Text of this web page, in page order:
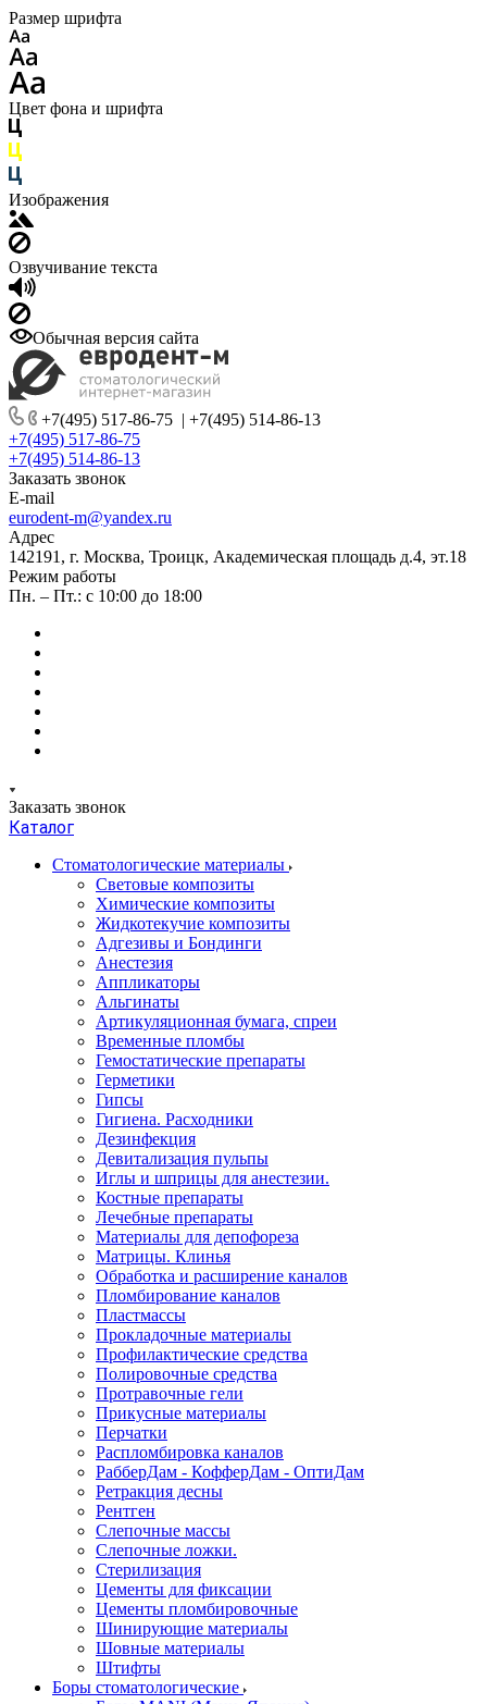
Размер шрифта
Цвет фона и шрифта
Изображения
Озвучивание текста
Обычная версия сайта
+7(495) 517-86-75 | +7(495) 514-86-13
+7(495) 517-86-75
+7(495) 514-86-13
Заказать звонок
E-mail
eurodent-m@yandex.ru
Адрес
142191, г. Москва, Троицк, Академическая площадь д.4, эт.18
Режим работы
Пн. – Пт.: с 10:00 до 18:00
Заказать звонок
Каталог
Стоматологические материалы
Световые композиты
Химические композиты
Жидкотекучие композиты
Адгезивы и Бондинги
Анестезия
Аппликаторы
Альгинаты
Артикуляционная бумага, спреи
Временные пломбы
Гемостатические препараты
Герметики
Гипсы
Гигиена. Расходники
Дезинфекция
Девитализация пульпы
Иглы и шприцы для анестезии.
Костные препараты
Лечебные препараты
Материалы для депофореза
Матрицы. Клинья
Обработка и расширение каналов
Пломбирование каналов
Пластмассы
Прокладочные материалы
Профилактические средства
Полировочные средства
Протравочные гели
Прикусные материалы
Перчатки
Распломбировка каналов
РабберДам - КофферДам - ОптиДам
Ретракция десны
Рентген
Слепочные массы
Слепочные ложки.
Стерилизация
Цементы для фиксации
Цементы пломбировочные
Шинирующие материалы
Шовные материалы
Штифты
Боры стоматологические